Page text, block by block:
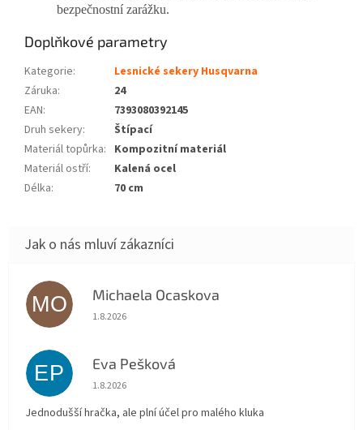
bezpečnostní zarážku.
Doplňkové parametry
Kategorie:
Lesnické sekery Husqvarna
Záruka:
24
EAN:
7393080392145
Druh sekery:
Štípací
Materiál topůrka: Kompozitní materiál
Materiál ostří:
Kalená ocel
Délka: 70 cm
MO Michaela Ocaskova
Hodnocení obchodu je 5 z 5 hvězdiček.
1.8.2026
EP Eva Pešková
Hodnocení obchodu je 5 z 5 hvězdiček.
1.8.2026
Jednodušší hračka, ale plní účel pro malého kluka